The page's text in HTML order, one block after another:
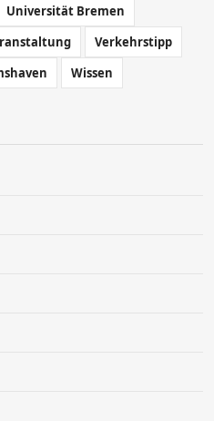
Universität Bremen
Verkehrstipp
Wissen